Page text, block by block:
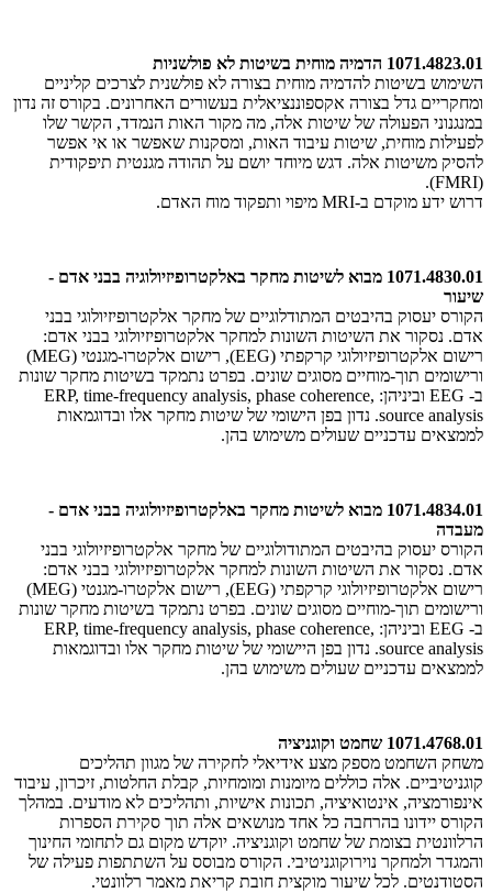
1071.4823.01 הדמיה מוחית בשיטות לא פולשניות
השימוש בשיטות להדמיה מוחית בצורה לא פולשנית לצרכים קליניים
ומחקריים גדל בצורה אקספוננציאלית בעשורים האחרונים. בקורס זה נדון
במנגנוני הפעולה של שיטות אלה, מה מקור האות הנמדד, הקשר שלו
לפעילות מוחית, שיטות עיבוד האות, ומסקנות שאפשר או אי אפשר
להסיק משיטות אלה. דגש מיוחד יושם על תהודה מגנטית תיפקודית
(FMRI).
דרוש ידע מוקדם ב-MRI מיפוי ותפקוד מוח האדם.
1071.4830.01 מבוא לשיטות מחקר באלקטרופיזיולוגיה בבני אדם -
שיעור
הקורס יעסוק בהיבטים המתודלוגיים של מחקר אלקטרופיזיולוגי בבני
אדם. נסקור את השיטות השונות למחקר אלקטרופיזיולוגי בבני אדם:
רישום אלקטרופיזיולוגי קרקפתי (EEG), רישום אלקטרו-מגנטי (MEG)
ורישומים תוך-מוחיים מסוגים שונים. בפרט נתמקד בשיטות מחקר שונות
ב- EEG וביניהן: ERP, time-frequency analysis, phase coherence,
source analysis. נדון בפן הישומי של שיטות מחקר אלו ובדוגמאות
לממצאים עדכניים שעולים משימוש בהן.
1071.4834.01 מבוא לשיטות מחקר באלקטרופיזיולוגיה בבני אדם -
מעבדה
הקורס יעסוק בהיבטים המתודולוגיים של מחקר אלקטרופיזיולוגי בבני
אדם. נסקור את השיטות השונות למחקר אלקטרופיזיולוגי בבני אדם:
רישום אלקטרופיזיולוגי קרקפתי (EEG), רישום אלקטרו-מגנטי (MEG)
ורישומים תוך-מוחיים מסוגים שונים. בפרט נתמקד בשיטות מחקר שונות
ב- EEG וביניהן: ERP, time-frequency analysis, phase coherence,
source analysis. נדון בפן היישומי של שיטות מחקר אלו ובדוגמאות
לממצאים עדכניים שעולים משימוש בהן.
1071.4768.01 שחמט וקוגניציה
משחק השחמט מספק מצע אידיאלי לחקירה של מגוון תהליכים
קוגניטיביים. אלה כוללים מיומנות ומומחיות, קבלת החלטות, זיכרון, עיבוד
אינפורמציה, אינטואיציה, תכונות אישיות, ותהליכים לא מודעים. במהלך
הקורס יידונו בהרחבה כל אחד מנושאים אלה תוך סקירת הספרות
הרלוונטית בצומת של שחמט וקוגניציה. יוקדש מקום גם לתחומי החינוך
והמגדר ולמחקר נוירוקוגניטיבי. הקורס מבוסס על השתתפות פעילה של
הסטודנטים. לכל שיעור מוקצית חובת קריאת מאמר רלוונטי.